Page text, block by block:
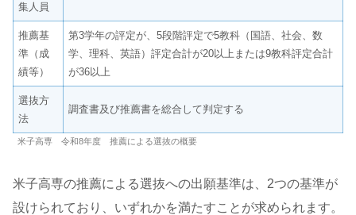
集人員
推薦基
準（成
績等）
第3学年の評定が、5段階評定で5教科（国語、社会、数
学、理科、英語）評定合計が20以上または9教科評定合計
が36以上
選抜方
法
調査書及び推薦書を総合して判定する
米子高専 令和8年度 推薦による選抜の概要
米子高専の推薦による選抜への出願基準は、2つの基準が
設けられており、いずれかを満たすことが求められます。